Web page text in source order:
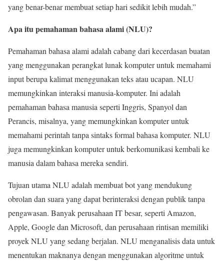
yang benar-benar membuat setiap hari sedikit lebih mudah.”
Apa itu pemahaman bahasa alami (NLU)?
Pemahaman bahasa alami adalah cabang dari kecerdasan buatan
yang menggunakan perangkat lunak komputer untuk memahami
input berupa kalimat menggunakan teks atau ucapan. NLU
memungkinkan interaksi manusia-komputer. Ini adalah
pemahaman bahasa manusia seperti Inggris, Spanyol dan
Perancis, misalnya, yang memungkinkan komputer untuk
memahami perintah tanpa sintaks formal bahasa komputer. NLU
juga memungkinkan komputer untuk berkomunikasi kembali ke
manusia dalam bahasa mereka sendiri.
Tujuan utama NLU adalah membuat bot yang mendukung
obrolan dan suara yang dapat berinteraksi dengan publik tanpa
pengawasan. Banyak perusahaan IT besar, seperti Amazon,
Apple, Google dan Microsoft, dan perusahaan rintisan memiliki
proyek NLU yang sedang berjalan. NLU menganalisis data untuk
menentukan maknanya dengan menggunakan algoritme untuk